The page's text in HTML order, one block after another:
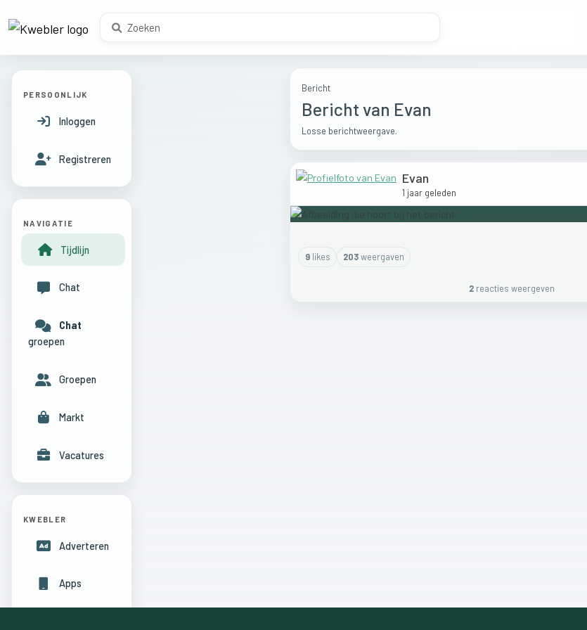
Bericht
Bericht van Evan
Losse berichtweergave.
Evan
1 jaar geleden
9likes 203weergaven
2 reacties weergeven
PERSOONLIJK
Inloggen
Registreren
NAVIGATIE
Tijdlijn
Chat
Chat
groepen
Groepen
Markt
Vacatures
KWEBLER
Adverteren
Apps